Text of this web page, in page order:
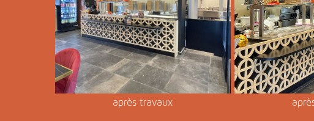
après travaux